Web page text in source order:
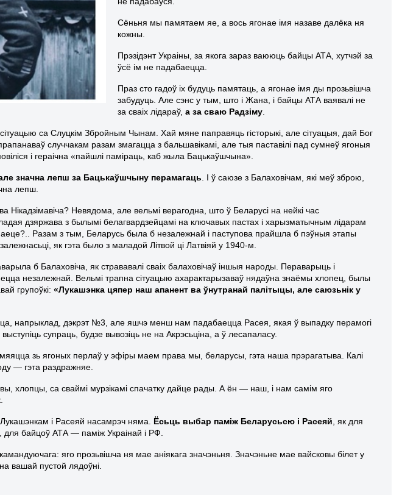
Сёньня мы памятаем яе, а вось ягонае імя назаве далёка ня
кожны.
Прэзідэнт Украіны, за якога зараз ваююць байцы АТА, хутчэй за
ўсё ім не падабаецца.
Праз сто гадоў іх будуць памятаць, а ягонае імя ды прозьвішча
забудуць. Але сэнс у тым, што і Жана, і байцы АТА ваявалі не
за сваіх лідараў,а за сваю Радзіму
са Слуцкім Збройным Чынам. Хай мяне паправяць гісторыкі, але сітуацыя, дай Бог
случчакам разам змагацца з бальшавікамі, але тыя паставілі пад сумнеў ягоныя
і гераічна «пайшлі паміраць, каб жыла Бацькаўшчына».
значна лепш за Бацькаўшчыну перамагаць . І ў саюзе з Балаховічам, які меў зброю,
лепш.
Нікадзімавіча? Невядома, але вельмі верагодна, што ў Беларусі на нейкі час
дзяржава з былымі белагвардзейцамі на ключавых пастах і харызматычным лідарам
Разам з тым, Беларусь была б незалежнай і паступова прайшла б пэўныя этапы
як гэта было з маладой Літвой ці Латвіяй у 1940-м.
б Балаховіча, як стрававалі сваіх балаховічаў іншыя народы. Пераварыць і
незалежнай. Вельмі трапна сітуацыю ахарактарызаваў нядаўна знаёмы хлопец, былы
групоўкі:«Лукашэнка цяпер наш апанент ва ўнутранай палітыцы, але саюзьнік у
напрыклад, дэкрэт №3, але яшчэ менш нам падабаецца Расея, якая ў выпадку перамогі
супраць, будзе вывозіць не на Акрэсьціна, а ў лесапаласу.
зь ягоных перлаў у эфіры маем права мы, беларусы, гэта наша прэрагатыва. Калі
— гэта раздражняе.
хлопцы, са сваймі мурзікамі спачатку дайце рады. А ён — наш, і нам самім яго
і Расеяй насамрэч няма. Ёсьць выбар паміж Беларусьсю і Расеяй , як для
байцоў АТА — паміж Украінай і РФ.
яго прозьвішча ня мае аніякага значэньня. Значэньне мае вайсковы білет у
вашай пустой лядоўні.